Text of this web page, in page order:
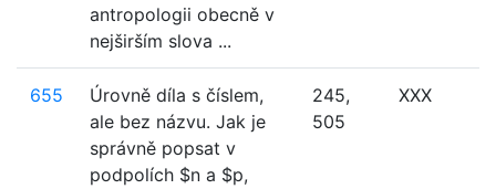
antropologii obecně v
nejširším slova ...
655
Úrovně díla s číslem,
ale bez názvu. Jak je
správně popsat v
podpolích $n a $p,
245,
505
XXX